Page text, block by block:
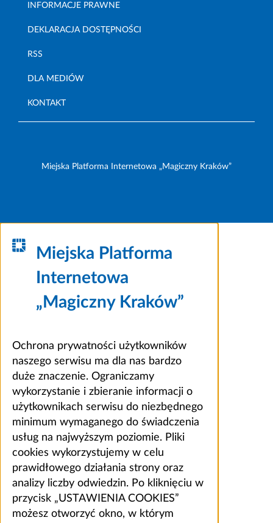
INFORMACJE PRAWNE
DEKLARACJA DOSTĘPNOŚCI
RSS
DLA MEDIÓW
KONTAKT
Miejska Platforma Internetowa „Magiczny Kraków”
Miejska Platforma
Internetowa
„Magiczny Kraków”
Ochrona prywatności użytkowników
naszego serwisu ma dla nas bardzo
duże znaczenie. Ograniczamy
wykorzystanie i zbieranie informacji o
użytkownikach serwisu do niezbędnego
minimum wymaganego do świadczenia
usług na najwyższym poziomie. Pliki
cookies wykorzystujemy w celu
prawidłowego działania strony oraz
analizy liczby odwiedzin. Po kliknięciu w
przycisk „USTAWIENIA COOKIES”
możesz otworzyć okno, w którym